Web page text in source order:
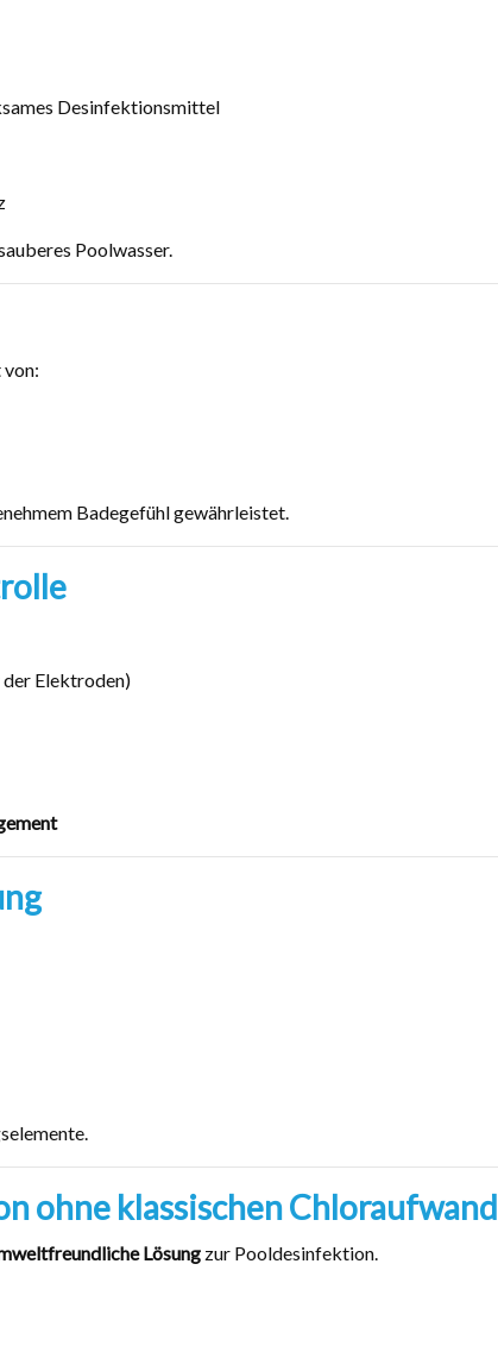
Desinfektionsmittel
Poolwasser.
Badegefühl gewährleistet.
Elektroden)
ohne klassischen Chloraufwand
Lösung zur Pooldesinfektion.